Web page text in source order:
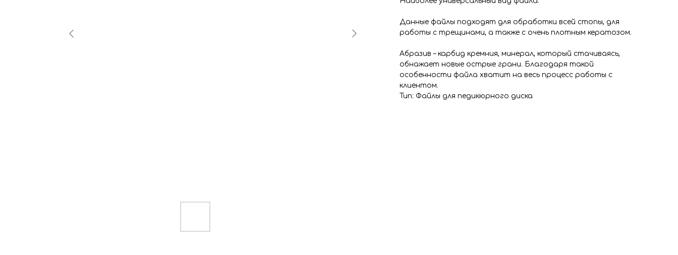
Данные файлы подходят для обработки всей стопы, для
работы с трещинами, а также с очень плотным кератозом.
Абразив – карбид кремния, минерал, который стачиваясь,
обнажает новые острые грани. Благодаря такой
особенности файла хватит на весь процесс работы с
клиентом.
Тип: Файлы для педикюрного диска